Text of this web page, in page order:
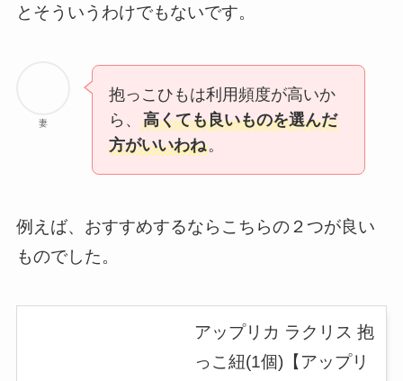
とそういうわけでもないです。
妻
抱っこひもは利用頻度が高いか
ら、 高くても良いものを選んだ
方がいいわね。
例えば、おすすめするならこちらの２つが良い
ものでした。
アップリカ ラクリス 抱
っこ紐(1個)【アップリ